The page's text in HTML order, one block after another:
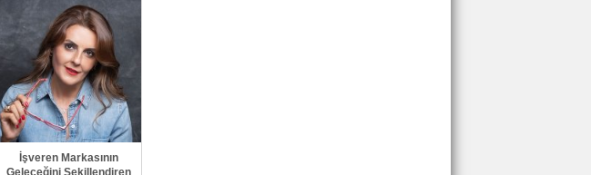
GÖNDER
İşveren Markasının
Geleceğini Şekillendiren